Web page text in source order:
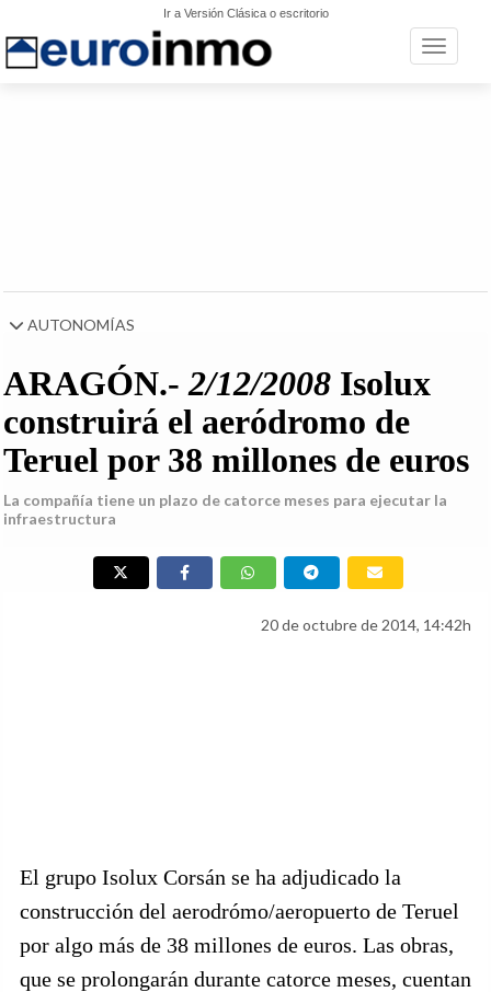
Ir a Versión Clásica o escritorio
Toggle
AUTONOMÍAS
ARAGÓN.- 2/12/2008 Isolux
construirá el aeródromo de
Teruel por 38 millones de euros
La compañía tiene un plazo de catorce meses para ejecutar la
infraestructura
20 de octubre de 2014, 14:42h
El grupo Isolux Corsán se ha adjudicado la
construcción del aerodrómo/aeropuerto de Teruel
por algo más de 38 millones de euros. Las obras,
que se prolongarán durante catorce meses, cuentan